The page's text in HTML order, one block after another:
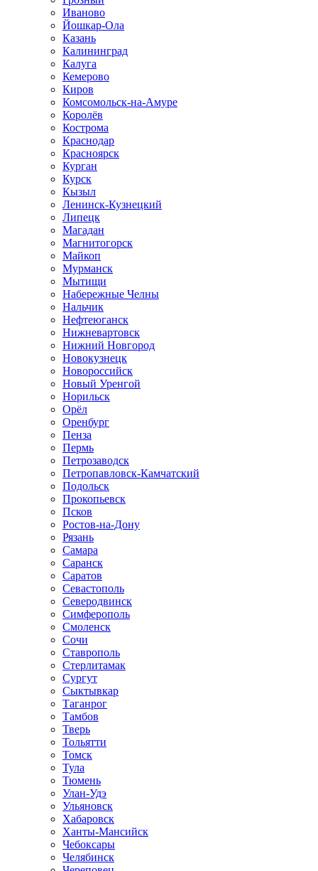
Иваново
Йошкар-Ола
Казань
Калининград
Калуга
Кемерово
Киров
Комсомольск-на-Амуре
Королёв
Кострома
Краснодар
Красноярск
Курган
Курск
Кызыл
Ленинск-Кузнецкий
Липецк
Магадан
Магнитогорск
Майкоп
Мурманск
Мытищи
Набережные Челны
Нальчик
Нефтеюганск
Нижневартовск
Нижний Новгород
Новокузнецк
Новороссийск
Новый Уренгой
Норильск
Орёл
Оренбург
Пенза
Пермь
Петрозаводск
Петропавловск-Камчатский
Подольск
Прокопьевск
Псков
Ростов-на-Дону
Рязань
Самара
Саранск
Саратов
Севастополь
Северодвинск
Симферополь
Смоленск
Сочи
Ставрополь
Стерлитамак
Сургут
Сыктывкар
Таганрог
Тамбов
Тверь
Тольятти
Томск
Тула
Тюмень
Улан-Удэ
Ульяновск
Хабаровск
Ханты-Мансийск
Чебоксары
Челябинск